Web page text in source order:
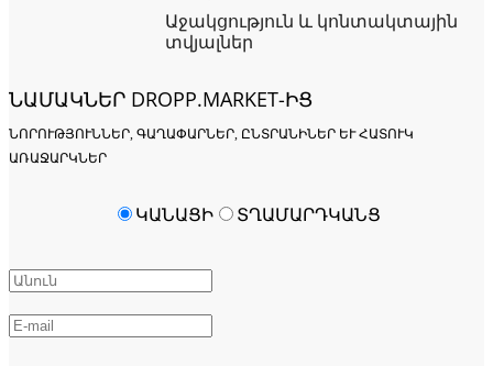
Աջակցություն և կոնտակտային
տվյալներ
ՆԱՄԱԿՆԵՐ DROPP.MARKET-ԻՑ
ՆՈՐՈՒԹՅՈՒՆՆԵՐ, ԳԱՂԱՓԱՐՆԵՐ, ԸՆՏՐԱՆԻՆԵՐ ԵՒ ՀԱՏՈՒԿ Ա
ՌԱՋԱՐԿՆԵՐ
ԿԱՆԱՑԻ ՏՂԱՄԱՐԴԿԱՆՑ